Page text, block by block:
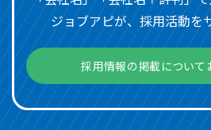
ジョブアピが、採用活動を
採用情報の掲載について